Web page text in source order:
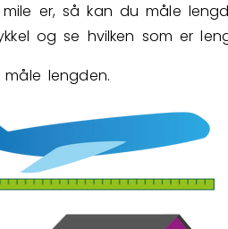
er, så kan du måle
og se hvilken som er
lengden.